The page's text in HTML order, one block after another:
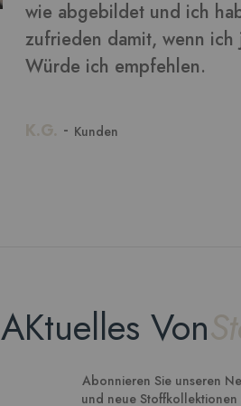
AKtuelles Von
Abonnieren Sie unseren
und neue